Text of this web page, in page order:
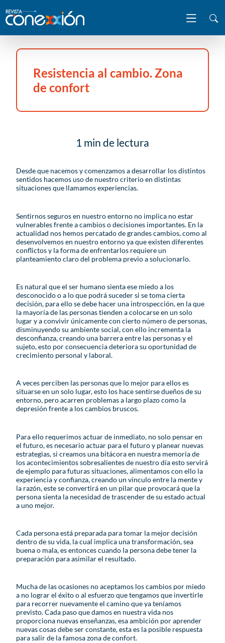
Resistencia al cambio. Zona
de confort
1 min de lectura
Desde que nacemos y comenzamos a desarrollar los distintos
sentidos hacemos uso de nuestro criterio en distintas
situaciones que llamamos experiencias.
Sentirnos seguros en nuestro entorno no implica no estar
vulnerables frente a cambios o decisiones importantes. En la
actualidad nos hemos percatado de grandes cambios, como al
desenvolvemos en nuestro entorno ya que existen diferentes
conflictos y la forma de enfrentarlos requiere un
planteamiento claro del problema previo a solucionarlo.
Es natural que el ser humano sienta ese miedo a los
desconocido o a lo que podrá suceder si se toma cierta
decisión, para ello se debe hacer una introspección, en la que
la mayoría de las personas tienden a colocarse en un solo
lugar y a convivir únicamente con cierto número de personas,
disminuyendo su ambiente social, con ello incrementa la
desconfianza, creando una barrera entre las personas y el
sujeto, esto por consecuencia deteriora su oportunidad de
crecimiento personal y laboral.
A veces perciben las personas que lo mejor para ellos es
situarse en un solo lugar, esto los hace sentirse dueños de su
entorno, pero acarren problemas a largo plazo como la
depresión frente a los cambios bruscos.
Para ello requerimos actuar de inmediato, no solo pensar en
el futuro, es necesario actuar para el futuro y planear nuevas
estrategias, si creamos una bitácora en nuestra memoria de
los acontecimientos sobresalientes de nuestro día esto servirá
de ejemplo para futuras situaciones, alimentamos con ello la
experiencia y confianza, creando un vínculo entre la mente y
la razón, este se convertirá en un pilar que provocará que la
persona sienta la necesidad de trascender de su estado actual
a uno mejor.
Cada persona está preparada para tomar la mejor decisión
dentro de su vida, la cual implica una transformación, sea
buena o mala, es entonces cuando la persona debe tener la
preparación para asimilar el resultado.
Mucha de las ocasiones no aceptamos los cambios por miedo
a no lograr el éxito o al esfuerzo que tengamos que invertirle
para recorrer nuevamente el camino que ya teníamos
previsto. Cada paso que damos en nuestra vida nos
proporciona nuevas enseñanzas, esa ambición por aprender
nuevas cosas debe ser constante, esta es la posible respuesta
para salir de la famosa zona de confort.